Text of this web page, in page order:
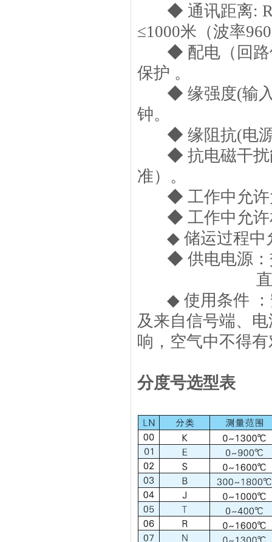
◆ 通讯距离:
≤1000米（波率
◆ 配电（回路供
保护 。
◆ 缘强度(输入/
钟。
◆ 缘阻抗(电源/
◆ 抗电磁干扰能
准）。
◆ 工作中允许
◆ 工作中允许
◆ 储运过程中
◆ 供电电源：
直流：
◆ 使用条件 ：
及来自信号端、
响，空气中不得
分度号选型表